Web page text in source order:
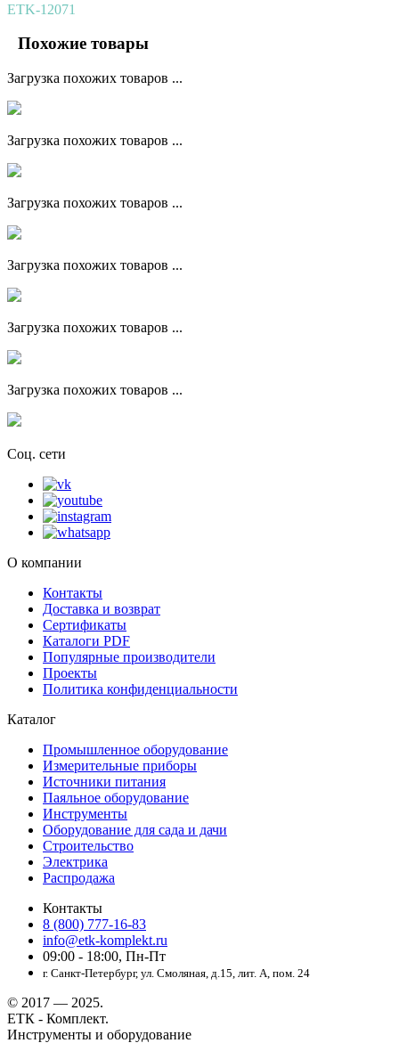
ETK-12071
Похожие товары
Загрузка похожих товаров ...
Загрузка похожих товаров ...
Загрузка похожих товаров ...
Загрузка похожих товаров ...
Загрузка похожих товаров ...
Загрузка похожих товаров ...
Соц. сети
О компании
Контакты
Доставка и возврат
Сертификаты
Каталоги PDF
Популярные производители
Проекты
Политика конфиденциальности
Каталог
Промышленное оборудование
Измерительные приборы
Источники питания
Паяльное оборудование
Инструменты
Оборудование для сада и дачи
Строительство
Электрика
Распродажа
Контакты
8 (800) 777-16-83
info@etk-komplekt.ru
09:00 - 18:00, Пн-Пт
г. Санкт-Петербург, ул. Смоляная, д.15, лит. А, пом. 24
© 2017 — 2025.
ЕТК - Комплект.
Инструменты и оборудование